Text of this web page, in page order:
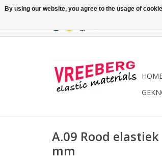
A.09 Rood
mm
By using our website, you agree to the usage of